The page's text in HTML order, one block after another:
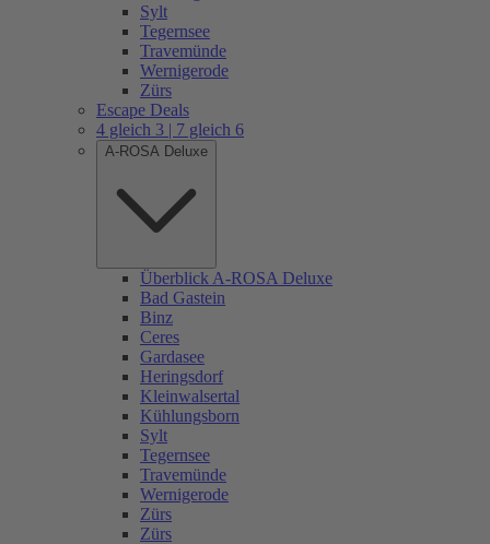
Sylt
Tegernsee
Travemünde
Wernigerode
Zürs
Escape Deals
4 gleich 3 | 7 gleich 6
A-ROSA Deluxe
Überblick A-ROSA Deluxe
Bad Gastein
Binz
Ceres
Gardasee
Heringsdorf
Kleinwalsertal
Kühlungsborn
Sylt
Tegernsee
Travemünde
Wernigerode
Zürs
Zürs